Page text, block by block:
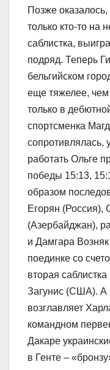
Позже
только кто-то на
саблистка,
подряд. Теперь
бельгийском
еще тяжелее, чем
только в
спортсменка
сопротивлялась,
работать Ольге
победы 15:13,
образом
Егорян (Россия),
(Азербайджан),
и Дамгара
поединке со
вторая
Загунис (США). А
возглавляет
командном
Дакаре
в Генте –